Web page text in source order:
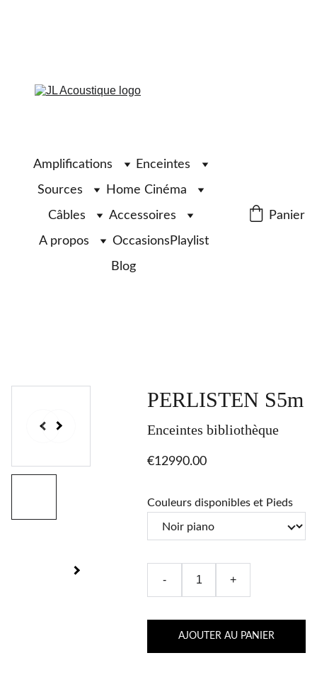
Amplifications
Enceintes
Sources
Home Cinéma
Câbles
Accessoires
A propos
Occasions Playlist
Blog
Panier
PERLISTEN S5m
Enceintes bibliothèque
€12990.00
Couleurs disponibles et Pieds
- +
AJOUTER AU PANIER